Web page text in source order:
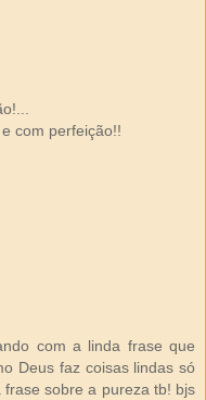
com perfeição!!
com a linda frase que
Deus faz coisas lindas só
sobre a pureza tb! bjs